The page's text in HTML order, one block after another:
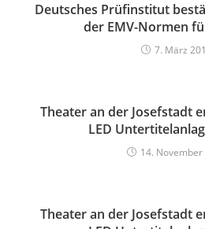
Deutsches Prüfinstitut
der EMV-Normen
7. März
Theater an der Josefstadt
LED
14. November
Theater an der Josefstadt